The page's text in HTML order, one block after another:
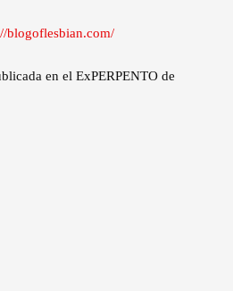
blogoflesbian.com/
en el ExPERPENTO de